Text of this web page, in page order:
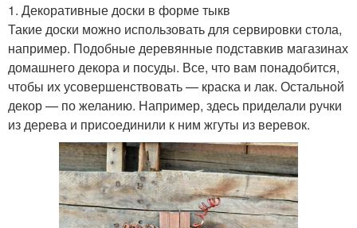
1. Декоративные доски в форме тыкв
Такие доски можно использовать для сервировки стола,
например. Подобные деревянные подставкив магазинах
домашнего декора и посуды. Все, что вам понадобится,
чтобы их усовершенствовать — краска и лак. Остальной
декор — по желанию. Например, здесь приделали ручки
из дерева и присоединили к ним жгуты из веревок.